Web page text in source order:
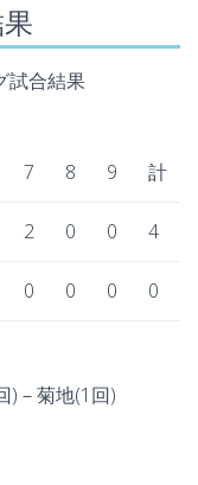
試合結果
7 8 9 計
2 0 0 4
0 0 0
0
)－菊地(1回)